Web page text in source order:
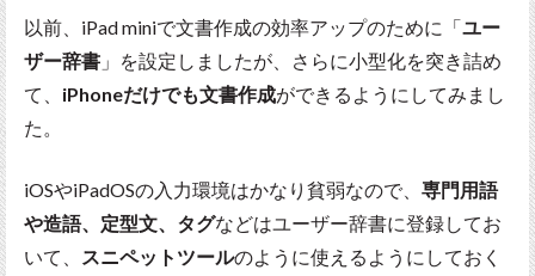
以前、iPad miniで文書作成の効率アップのために「ユー
ザー辞書 」を設定しましたが、さらに小型化を突き詰め
て、 iPhoneだけでも文書作成ができるようにしてみまし
た。
iOSやiPadOSの入力環境はかなり貧弱なので、 専門用語
や造語、定型文、タグなどはユーザー辞書に登録してお
いて、
スニペットツールのように使えるようにしておく